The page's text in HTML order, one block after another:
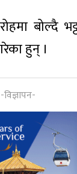
बोल्दै
हुन् ।